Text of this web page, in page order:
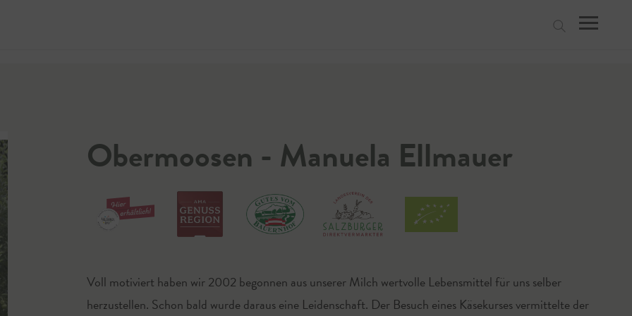
Obermoosen - Manuela Ellmauer
Voll motiviert haben wir 2002 begonnen aus unserer Milch wertvolle Lebensmittel für uns selber
herzustellen. Schon bald wurde daraus eine Leidenschaft. Der Besuch eines Käsekurses vermittelte der